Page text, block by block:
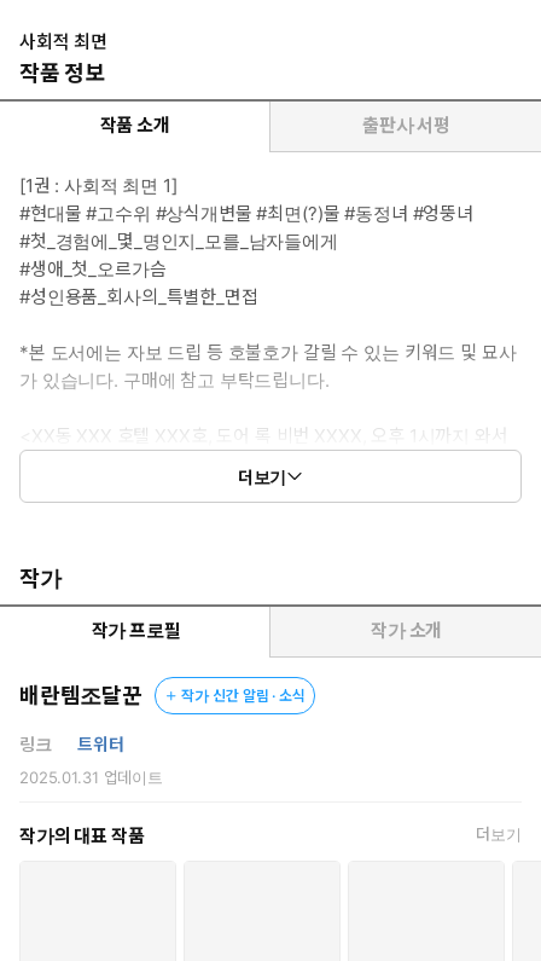
사회적 최면
작품 정보
작품 소개 출판사 서평
[1권 : 사회적 최면 1]
#현대물 #고수위 #상식개변물 #최면(?)물 #동정녀 #엉뚱녀
#첫_경험에_몇_명인지_모를_남자들에게
#생애_첫_오르가슴
#성인용품_회사의_특별한_면접
*본 도서에는 자보 드립 등 호불호가 갈릴 수 있는 키워드 및 묘사
가 있습니다. 구매에 참고 부탁드립니다.
<XX동 XXX 호텔 XXX호, 도어 록 비번 XXXX, 오후 1시까지 와서
박아 주실 분, 인사 금지, 말 걸기 금지, 콘돔 착용 필수, 젤 발라 둬
세상이 미쳐 돌아간다는 말이 딱 어울릴 상황이었으나, 안타깝게도
전 인류가 미쳐 있다면 세상이 옳게 돌아가고 있는 게 아닐까.
전국이, 아니, 전 세계가 이상한 최면에 걸린 게 분명했다.
평범한 여성이 자기 친구에게 언니와 형부와 셋이 간 여행에서
3P를 했다는 이야기를 자연스럽게 말하거나,
첫 경험은 아빠랑 하는 것이 유행이 되거나,
모르는 사람에게 전화번호를 묻듯 성교 의사를 묻는 행위가 자연스
이런 세상 속에서 임유나의 현재 최대 관심사는 지원한 회사에서 요
구하는 필수 조건에 제가 충족되지 않는다는 부분이었다.
더보기
작가
작가 프로필 작가 소개
배란템조달꾼 작가 신간 알림 · 소식
링크 트위터
2025.01.31 업데이트
작가의 대표 작품 더보기